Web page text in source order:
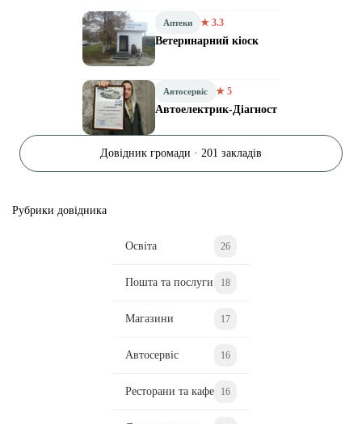
Аптеки ★ 3.3
Ветеринарний кіоск
Автосервіс ★ 5
Автоелектрик-Діагност
Довідник громади · 201 закладів
Рубрики довідника
Освіта 26
Пошта та послуги 18
Магазини 17
Автосервіс 16
Ресторани та кафе 16